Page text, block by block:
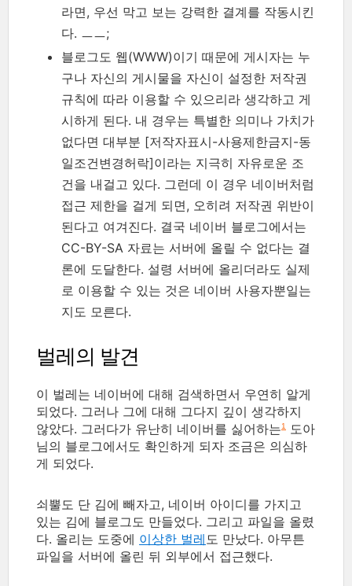
라면, 우선 막고 보는 강력한 결계를 작동시킨
다. ㅡㅡ;
블로그도 웹(WWW)이기 때문에 게시자는 누
구나 자신의 게시물을 자신이 설정한 저작권
규칙에 따라 이용할 수 있으리라 생각하고 게
시하게 된다. 내 경우는 특별한 의미나 가치가
없다면 대부분 [저작자표시-사용제한금지-동
일조건변경허락]이라는 지극히 자유로운 조
건을 내걸고 있다. 그런데 이 경우 네이버처럼
접근 제한을 걸게 되면, 오히려 저작권 위반이
된다고 여겨진다. 결국 네이버 블로그에서는
CC-BY-SA 자료는 서버에 올릴 수 없다는 결
론에 도달한다. 설령 서버에 올리더라도 실제
로 이용할 수 있는 것은 네이버 사용자뿐일는
지도 모른다.
벌레의 발견
이 벌레는 네이버에 대해 검색하면서 우연히 알게
되었다. 그러나 그에 대해 그다지 깊이 생각하지
않았다. 그러다가 유난히 네이버를 싫어하는1
도아
님의 블로그에서도 확인하게 되자 조금은 의심하
게 되었다.
쇠뿔도 단 김에 빼자고, 네이버 아이디를 가지고
있는 김에 블로그도 만들었다. 그리고 파일을 올렸
다. 올리는 도중에 이상한 벌레도 만났다. 아무튼
파일을 서버에 올린 뒤 외부에서 접근했다.